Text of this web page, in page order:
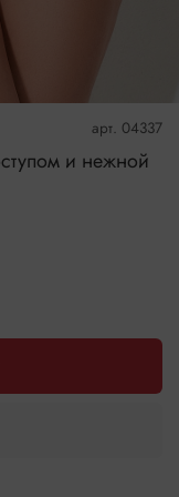
арт. 04337
и нежной